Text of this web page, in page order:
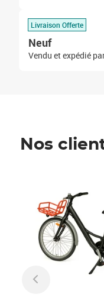
Livraison Offerte
Neuf
Vendu et expédié
Nos